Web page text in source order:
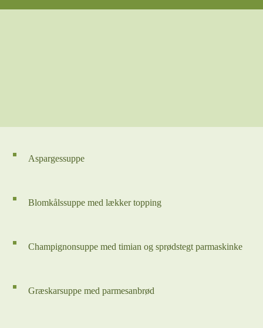
Aspargessuppe
Blomkålssuppe med lækker topping
Champignonsuppe med timian og sprødstegt parmaskinke
Græskarsuppe med parmesanbrød